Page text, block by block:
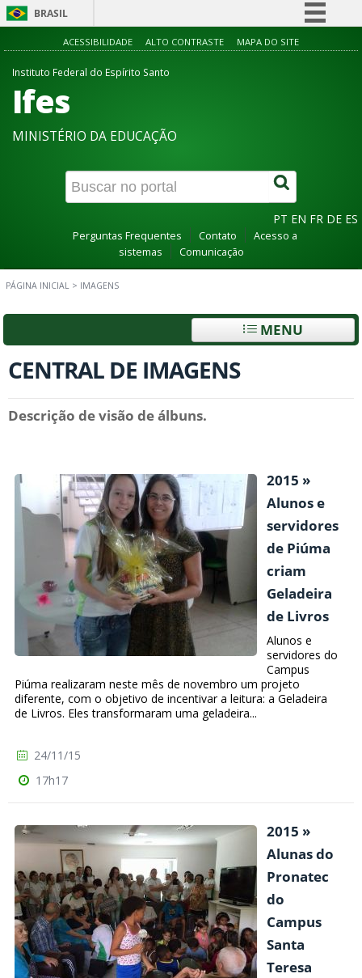
BRASIL
Simplifique!
Canais
ACESSIBILIDADE ALTO CONTRASTE MAPA DO SITE
Instituto Federal do Espírito Santo
Ifes
MINISTÉRIO DA EDUCAÇÃO
PT EN FR DE ES
Perguntas Frequentes Contato
Acesso a
sistemas
Comunicação
PÁGINA INICIAL > IMAGENS
MENU
CENTRAL DE IMAGENS
Descrição de visão de álbuns.
2015 »
Alunos e
servidores
de Piúma
criam
Geladeira
de Livros
Alunos e
servidores do
Campus
Piúma realizaram neste mês de novembro um projeto
diferente, com o objetivo de incentivar a leitura: a Geladeira
de Livros. Eles transformaram uma geladeira...
24/11/15
17h17
2015 »
Alunas do
Pronatec
do
Campus
Santa
Teresa